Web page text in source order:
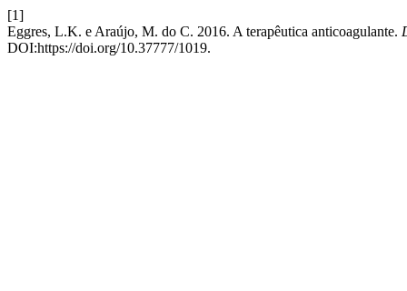
[1]
Eggres, L.K. e Araújo, M. do C. 2016. A terapêutica anticoagulante.
DOI:https://doi.org/10.37777/1019.